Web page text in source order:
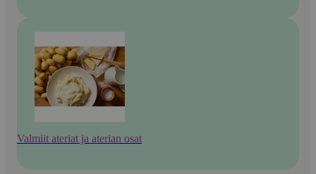
Valmiit ateriat ja aterian osat